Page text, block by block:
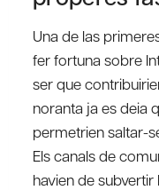
Una de las
fer fortuna sobre
ser que
noranta ja es deia
permetrien saltar-
Els canals de
havien de